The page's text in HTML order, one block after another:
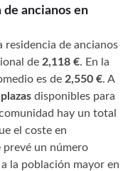
ancianos en
residencia de ancianos
de 2,118 €. En la
es de 2,550 €. A
disponibles para
hay un total
el coste en
prevé un número
la población mayor en